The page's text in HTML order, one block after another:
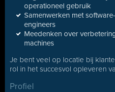
operationeel gebruik
Samenwerken met
engineers
Meedenken over
machines
Je bent veel op locatie bij
rol in het succesvol opleveren
Profiel